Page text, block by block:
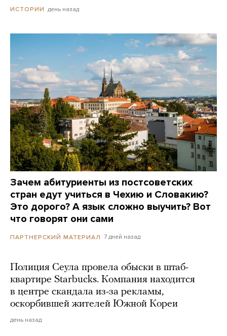
ИСТОРИИ день назад
Зачем абитуриенты из постсоветских
стран едут учиться в Чехию и Словакию?
Это дорого? А язык сложно выучить? Вот
что говорят они сами
ПАРТНЕРСКИЙ МАТЕРИАЛ 7 дней назад
Полиция Сеула провела обыски в штаб-
квартире Starbucks. Компания находится
в центре скандала из-за рекламы,
оскорбившей жителей Южной Кореи
день назад